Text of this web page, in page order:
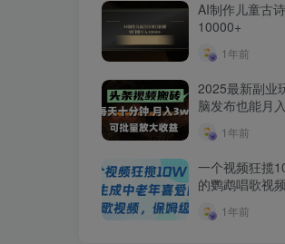
AI制作儿童古
10000+
1年前
2025最新副业
脑发布也能月
1年前
一个视频狂揽
的鹦鹉唱歌视
1年前